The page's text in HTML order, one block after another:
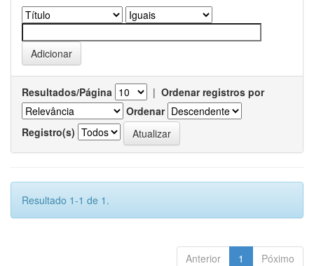
Resultados/Página | Ordenar registros por
Ordenar
Registro(s)
Resultado 1-1 de 1.
Anterior 1 Póximo